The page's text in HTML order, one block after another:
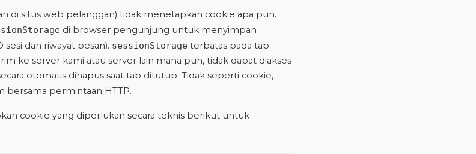
di situs web pelanggan) tidak menetapkan cookie apa pun.
di browser pengunjung untuk menyimpan
dan riwayat pesan). sessionStorage terbatas pada tab
ke server kami atau server lain mana pun, tidak dapat diakses
otomatis dihapus saat tab ditutup. Tidak seperti cookie,
bersama permintaan HTTP.
cookie yang diperlukan secara teknis berikut untuk